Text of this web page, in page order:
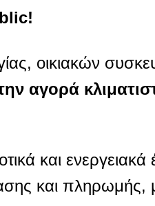
οικιακών
αγορά
και ενεργειακά
και πληρωμής,